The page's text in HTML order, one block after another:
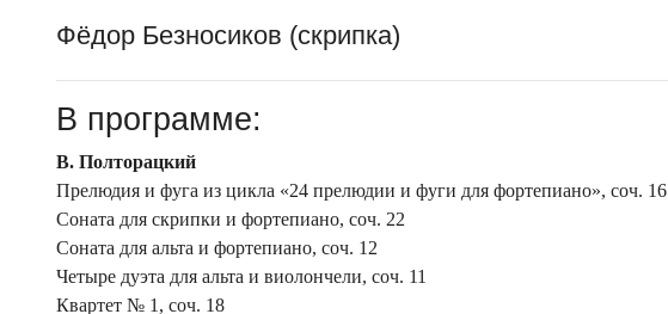
Фёдор Безносиков (скрипка)
В программе:
В. Полторацкий
Прелюдия и фуга из цикла «24 прелюдии и фуги для фортепиано», соч. 16
Соната для скрипки и фортепиано, соч. 22
Соната для альта и фортепиано, соч. 12
Четыре дуэта для альта и виолончели, соч. 11
Квартет № 1, соч. 18